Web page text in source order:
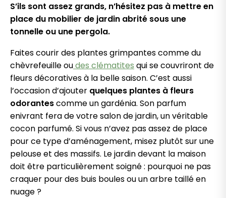
S’ils sont assez grands, n’hésitez pas à mettre en
place du mobilier de jardin abrité sous une
tonnelle ou une pergola.
Faites courir des plantes grimpantes comme du
chèvrefeuille oudes clématites qui se couvriront de
fleurs décoratives à la belle saison. C’est aussi
l’occasion d’ajouter quelques plantes à fleurs
odorantescomme un gardénia. Son parfum
enivrant fera de votre salon de jardin, un véritable
cocon parfumé. Si vous n’avez pas assez de place
pour ce type d’aménagement, misez plutôt sur une
pelouse et des massifs. Le jardin devant la maison
doit être particulièrement soigné : pourquoi ne pas
craquer pour des buis boules ou un arbre taillé en
nuage ?